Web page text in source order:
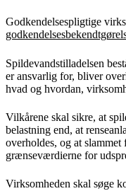
Godkendelsespligtige
Spildevandstilladelsen
er ansvarlig for, bliver
hvad og hvordan,
Vilkårene skal sikre, at
belastning end, at
overholdes, og at
grænseværdierne for
Virksomheden skal søge